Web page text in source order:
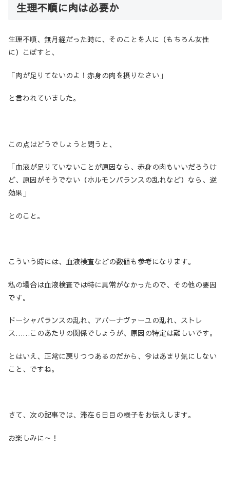
生理不順に肉は必要か
生理不順、無月経だった時に、そのことを人に（もちろん女性
に）こぼすと、
「肉が足りてないのよ！赤身の肉を摂りなさい」
と言われていました。
この点はどうでしょうと問うと、
「血液が足りていないことが原因なら、赤身の肉もいいだろうけ
ど、原因がそうでない（ホルモンバランスの乱れなど）なら、逆
効果」
とのこと。
こういう時には、血液検査などの数値も参考になります。
私の場合は血液検査では特に異常がなかったので、その他の要因
です。
ドーシャバランスの乱れ、アパーナヴァーユの乱れ、ストレ
ス……このあたりの関係でしょうが、原因の特定は難しいです。
とはいえ、正常に戻りつつあるのだから、今はあまり気にしない
こと、ですね。
さて、次の記事では、滞在６日目の様子をお伝えします。
お楽しみに～！